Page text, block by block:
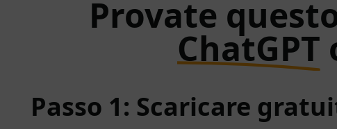
Provate
ChatGPT
Passo 1: Scaricare